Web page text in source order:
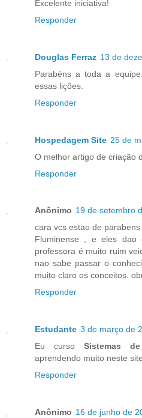
Excelente iniciativa!
Responder
Douglas Ferraz 13 de
Parabéns a toda a
essas lições.
Responder
Hospedagem Site 25 de
O melhor artigo de criação
Responder
Anônimo 19 de setembro
cara vcs estao de
Fluminense , e eles dao
professora é muito ruim
nao sabe passar o
muito claro os conceitos.
Responder
Estudante 3 de março de
Eu curso Sistemas
aprendendo muito neste
Responder
Anônimo 16 de junho de